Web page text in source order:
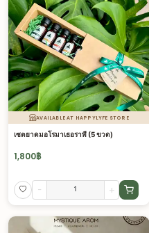
AVAILABLE AT HAPPYLYFE STORE
เซตยาดมอโรมาเธอราพี (5 ขวด)
1,800฿
- +